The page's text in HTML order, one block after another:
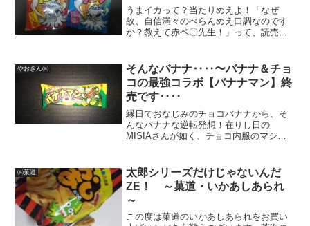
うまイカって？当たりめえよ！「なぜ
故、自信満々のべらんめえ口調なのです
か？教えて赤ペ〇先生！」って、読売新
かって来たらどないすんの？進〇ゼミ！
チャチャチャって言って、逃...
やおきん㈱
そんなバナナ‥‥〜バナナ＆チョ
コの最強コラボ【バナナマン】終
売です‥‥
縁日でおなじみのチョコバナナから、そ
んなバナナな逆転発想！在りし日の
MISIAさんが如く、チョコ内服のマシュ
プレゼンツ【バナナマン】ですが、2023
年終売されたとの事で...
㈱菓道
太郎シリーズだけじゃないんだ
ZE！ ～菓道・いかあしあられ
～
この度は菓道のいかあしあられをお買い